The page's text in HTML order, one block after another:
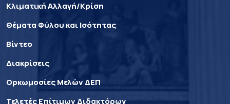
Κλιματική Αλλαγή/Κρίση
Θέματα Φύλου και Ισότητας
Βίντεο
Διακρίσεις
Ορκωμοσίες Μελών ΔΕΠ
Τελετές Επίτιμων Διδακτόρων